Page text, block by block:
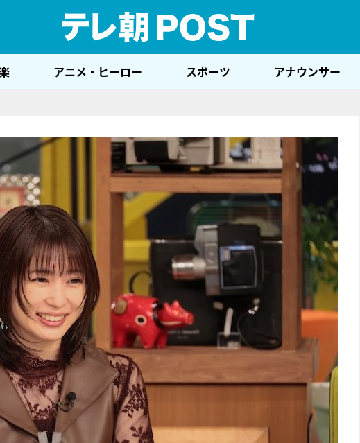
アニメ・ヒーロー スポーツ アナウンサー
『アイ＝ラブ！げーみんぐ』＝LOV
E齋藤樹愛羅＆佐々木舞香SPインタ
ビュー